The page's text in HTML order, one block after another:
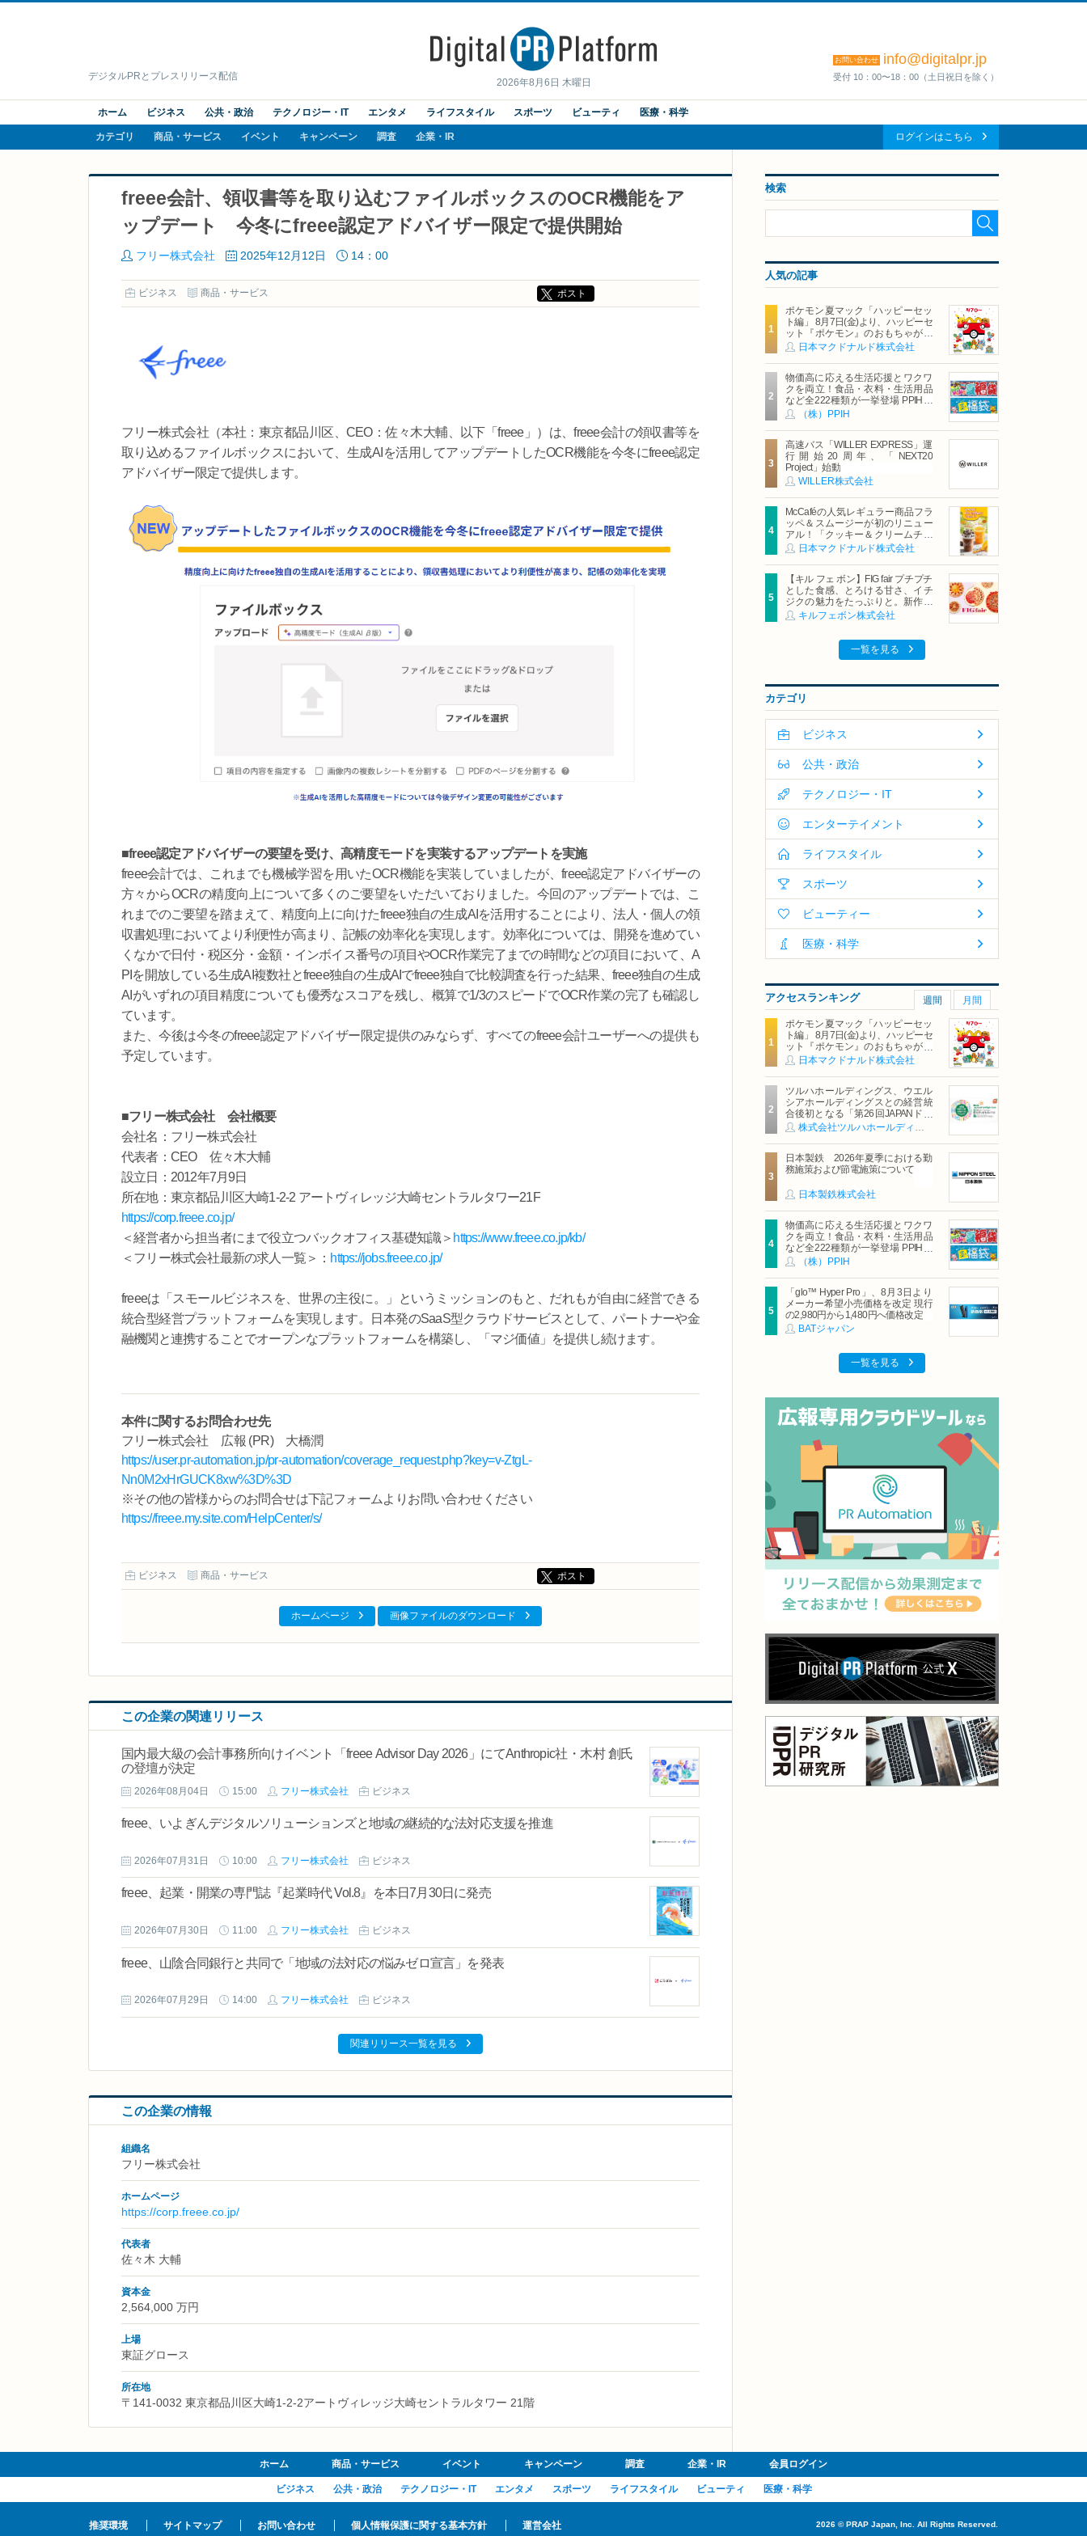
2026年8月6日 木曜日
デジタルPRとプレスリリース配信
お問い合わせ info@digitalpr.jp
受付 10：00〜18：00（土日祝日を除く）
ホーム ビジネス 公共・政治 テクノロジー・IT エンタメ ライフスタイル スポーツ ビューティ 医療・科学
カテゴリ 商品・サービス イベント キャンペーン 調査 企業・IR ログインはこちら
freee会計、領収書等を取り込むファイルボックスのOCR機能をア
ップデート 今冬にfreee認定アドバイザー限定で提供開始
フリー株式会社 2025年12月12日 14：00
ビジネス 商品・サービス ポスト
フリー株式会社（本社：東京都品川区、CEO：佐々木大輔、以下「freee」）は、freee会計の領収書等を
取り込めるファイルボックスにおいて、生成AIを活用してアップデートしたOCR機能を今冬にfreee認定
アドバイザー限定で提供します。
■freee認定アドバイザーの要望を受け、高精度モードを実装するアップデートを実施
freee会計では、これまでも機械学習を用いたOCR機能を実装していましたが、freee認定アドバイザーの
方々からOCRの精度向上について多くのご要望をいただいておりました。今回のアップデートでは、こ
れまでのご要望を踏まえて、精度向上に向けたfreee独自の生成AIを活用することにより、法人・個人の領
収書処理においてより利便性が高まり、記帳の効率化を実現します。効率化については、開発を進めてい
くなかで日付・税区分・金額・インボイス番号の項目やOCR作業完了までの時間などの項目において、A
PIを開放している生成AI複数社とfreee独自の生成AIでfreee独自で比較調査を行った結果、freee独自の生成
AIがいずれの項目精度についても優秀なスコアを残し、概算で1/3のスピードでOCR作業の完了も確認し
ています。
また、今後は今冬のfreee認定アドバイザー限定提供のみならず、すべてのfreee会計ユーザーへの提供も
予定しています。
■フリー株式会社 会社概要
会社名：フリー株式会社
代表者：CEO 佐々木大輔
設立日：2012年7月9日
所在地：東京都品川区大崎1-2-2 アートヴィレッジ大崎セントラルタワー21F
https://corp.freee.co.jp/
＜経営者から担当者にまで役立つバックオフィス基礎知識＞ https://www.freee.co.jp/kb/
＜フリー株式会社最新の求人一覧＞： https://jobs.freee.co.jp/
freeeは「スモールビジネスを、世界の主役に。」というミッションのもと、だれもが自由に経営できる
統合型経営プラットフォームを実現します。日本発のSaaS型クラウドサービスとして、パートナーや金
融機関と連携することでオープンなプラットフォームを構築し、「マジ価値」を提供し続けます。
本件に関するお問合わせ先
フリー株式会社 広報 (PR) 大橋潤
https://user.pr-automation.jp/pr-automation/coverage_request.php?key=v-ZtgL-
Nn0M2xHrGUCK8xw%3D%3D
※その他の皆様からのお問合せは下記フォームよりお問い合わせください
https://freee.my.site.com/HelpCenter/s/
ビジネス 商品・サービス ポスト
ホームページ 画像ファイルのダウンロード
この企業の関連リリース
国内最大級の会計事務所向けイベント「freee Advisor Day 2026」にてAnthropic社・木村 創氏
の登壇が決定
2026年08月04日 15:00 フリー株式会社 ビジネス
freee、いよぎんデジタルソリューションズと地域の継続的な法対応支援を推進
2026年07月31日 10:00 フリー株式会社 ビジネス
freee、起業・開業の専門誌『起業時代 Vol.8』を本日7月30日に発売
2026年07月30日 11:00 フリー株式会社 ビジネス
freee、山陰合同銀行と共同で「地域の法対応の悩みゼロ宣言」を発表
2026年07月29日 14:00 フリー株式会社 ビジネス
関連リリース一覧を見る
この企業の情報
組織名
フリー株式会社
ホームページ
https://corp.freee.co.jp/
代表者
佐々木 大輔
資本金
2,564,000 万円
上場
東証グロース
所在地
〒141-0032 東京都品川区大崎1-2-2アートヴィレッジ大崎セントラルタワー 21階
検索
人気の記事
ポケモン夏マック「ハッピーセッ
ト編」 8月7日(金)より、ハッピーセ
ット『ポケモン』のおもちゃが期
間限定登場
日本マクドナルド株式会社
物価高に応える生活応援とワクワ
クを両立！食品・衣料・生活用品
など全222種類が一挙登場 PPIHグ
ループ「夏福袋」＆セール 8月6日
(木)より順次スタート
（株）PPIH
高速バス「WILLER EXPRESS」運
行開始20周年、「NEXT20
Project」始動
WILLER株式会社
McCaféの人気レギュラー商品フラ
ッペ＆スムージーが初のリニュー
アル！「クッキー＆クリームチョ
コフラッペ」「マンゴースムージ
ー」8月5日（水）から販売開始
日本マクドナルド株式会社
【キル フェ ボン】FIG fair プチプチ
とした食感、とろける甘さ、イチ
ジクの魅力をたっぷりと。新作を
含め、イチジク尽くしの全4種が登
場8月20日（木）スタート
キルフェボン株式会社
一覧を見る
カテゴリ
ビジネス
公共・政治
テクノロジー・IT
エンターテイメント
ライフスタイル
スポーツ
ビューティー
医療・科学
アクセスランキング 週間 月間
ポケモン夏マック「ハッピーセッ
ト編」 8月7日(金)より、ハッピーセ
ット『ポケモン』のおもちゃが期
間限定登場
日本マクドナルド株式会社
ツルハホールディングス、ウエル
シアホールディングスとの経営統
合後初となる「第26回JAPANドラ
ッグストアショー」に出展
株式会社ツルハホールディングス
日本製鉄 2026年夏季における勤
務施策および節電施策について
日本製鉄株式会社
物価高に応える生活応援とワクワ
クを両立！食品・衣料・生活用品
など全222種類が一挙登場 PPIHグ
ループ「夏福袋」＆セール 8月6日
（株）PPIH
「glo™ Hyper Pro」、8月3日より
メーカー希望小売価格を改定 現行
の2,980円から1,480円へ価格改定
BATジャパン
一覧を見る
ホーム 商品・サービス イベント キャンペーン 調査 企業・IR 会員ログイン
ビジネス 公共・政治 テクノロジー・IT エンタメ スポーツ ライフスタイル ビューティ 医療・科学
推奨環境 サイトマップ お問い合わせ 個人情報保護に関する基本方針 運営会社 2026 ©PRAP Japan, Inc. All Rights Reserved.